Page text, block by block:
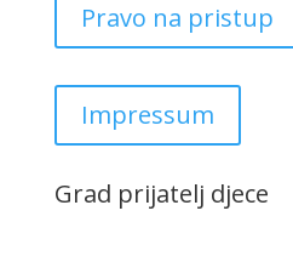
Pravo na pristup
Impressum
Grad prijatelj djece